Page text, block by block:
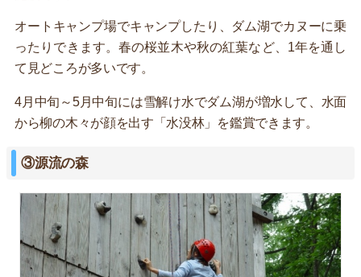
オートキャンプ場でキャンプしたり、ダム湖でカヌーに乗
ったりできます。春の桜並木や秋の紅葉など、1年を通し
て見どころが多いです。
4月中旬～5月中旬には雪解け水でダム湖が増水して、水面
から柳の木々が顔を出す「水没林」を鑑賞できます。
③源流の森